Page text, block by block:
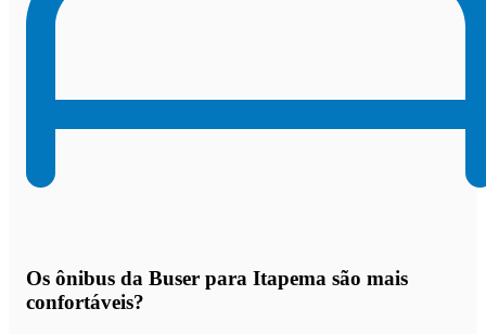
Os ônibus da Buser para Itapema são mais
confortáveis?